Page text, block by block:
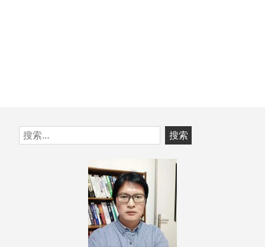
跳
至
搜
索：